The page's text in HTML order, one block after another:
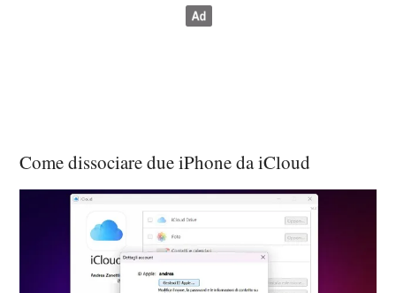
Come dissociare due iPhone da iCloud